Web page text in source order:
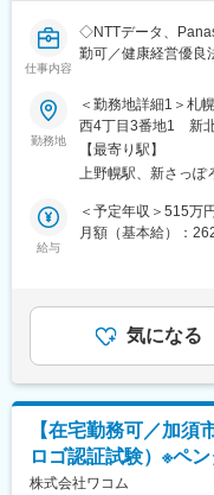
援、運用・保守サ
20代・30代の若いメ
入などを行い、次
んでいます。
■当社について：
2022年以降の黒字
・先端技術に積極投
＼＼本求人の魅力・
（1）全IT業務の内
心となり、得意とす
（2）次世代システ
に挑戦することがで
ができます。
仕事内容
◇NTTデータ、
勤可／健康経営優良
■ このような方にお
・プライム案件で、
方
・車載／IoT／組み
たい方
・札幌で生活基盤を
持したい方
IoT・組み込み系領
せる業務です。ソ
ついて、ご入社後
■業務の魅力
大手顧客と共に、要
用/保守に至るまで一
勤務地
＜勤務地詳細1＞札
西4丁目3番地1 新
海道線／札幌駅受
ノパークオフィス住
める事業所
【最寄り駅】
上野幌駅、新さっぽ
給与
＜予定年収＞515万
月額（基本給）：
給・住宅手当例：
額であり、選考を
固定手当を含めた表
気になる
【在宅勤務可／加
ロゴ認証試験）※ペ
株式会社ワコム